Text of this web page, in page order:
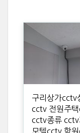
구리상가cctv
cctv 전원주
cctv종류 cctv
모텔cctv 학